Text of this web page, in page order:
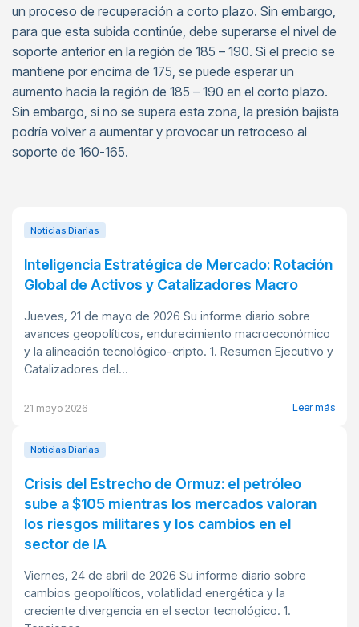
un proceso de recuperación a corto plazo. Sin embargo,
para que esta subida continúe, debe superarse el nivel de
soporte anterior en la región de 185 – 190. Si el precio se
mantiene por encima de 175, se puede esperar un
aumento hacia la región de 185 – 190 en el corto plazo.
Sin embargo, si no se supera esta zona, la presión bajista
podría volver a aumentar y provocar un retroceso al
soporte de 160-165.
Noticias Diarias
Inteligencia Estratégica de Mercado: Rotación
Global de Activos y Catalizadores Macro
Jueves, 21 de mayo de 2026 Su informe diario sobre
avances geopolíticos, endurecimiento macroeconómico
y la alineación tecnológico-cripto. 1. Resumen Ejecutivo y
Catalizadores del...
21 mayo 2026 Leer más
Noticias Diarias
Crisis del Estrecho de Ormuz: el petróleo
sube a $105 mientras los mercados valoran
los riesgos militares y los cambios en el
sector de IA
Viernes, 24 de abril de 2026 Su informe diario sobre
cambios geopolíticos, volatilidad energética y la
creciente divergencia en el sector tecnológico. 1.